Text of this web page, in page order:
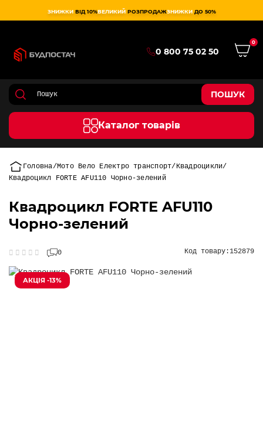
ЗНИЖКИ ВІД 10%ВЕЛИКИЙ РОЗПРОДАЖЗНИЖКИ ДО 50%
0 800 75 02 50
0
ПОШУК
Каталог товарів
Головна Мото Вело Електро транспорт
Квадроцикли
Квадроцикл FORTE AFU110 Чорно-зелений
Квадроцикл FORTE AFU110
Чорно-зелений
0 Код товару:152879
АКЦІЯ -13%